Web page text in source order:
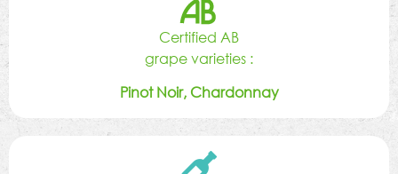
Certified AB
grape varieties :
Pinot Noir, Chardonnay